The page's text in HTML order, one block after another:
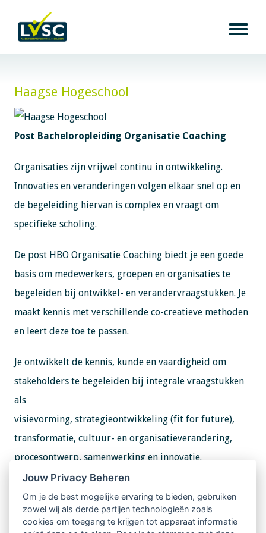
Haagse Hogeschool
Post Bacheloropleiding Organisatie Coaching
Organisaties zijn vrijwel continu in ontwikkeling.
Innovaties en veranderingen volgen elkaar snel op en
de begeleiding hiervan is complex en vraagt om
specifieke scholing.
De post HBO Organisatie Coaching biedt je een goede
basis om medewerkers, groepen en organisaties te
begeleiden bij ontwikkel- en verandervraagstukken. Je
maakt kennis met verschillende co-creatieve methoden
en leert deze toe te passen.
Je ontwikkelt de kennis, kunde en vaardigheid om
stakeholders te begeleiden bij integrale vraagstukken
als
visievorming, strategieontwikkeling (fit for future),
transformatie, cultuur- en organisatieverandering,
procesontwerp, samenwerking en innovatie.
Meer informatie over de opleiding, data en locatie
vind je op de website van De Haagse Hogeschool.
Jouw Privacy Beheren
Om je de best mogelijke ervaring te bieden, gebruiken
zowel wij als derde partijen technologieën zoals
cookies om toegang te krijgen tot apparaat informatie